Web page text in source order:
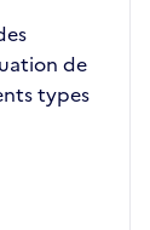
de
types